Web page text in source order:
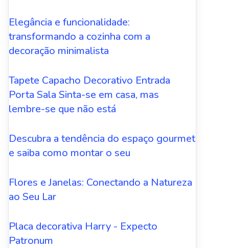
Elegância e funcionalidade:
transformando a cozinha com a
decoração minimalista
Tapete Capacho Decorativo Entrada
Porta Sala Sinta-se em casa, mas
lembre-se que não está
Descubra a tendência do espaço gourmet
e saiba como montar o seu
Flores e Janelas: Conectando a Natureza
ao Seu Lar
Placa decorativa Harry - Expecto
Patronum